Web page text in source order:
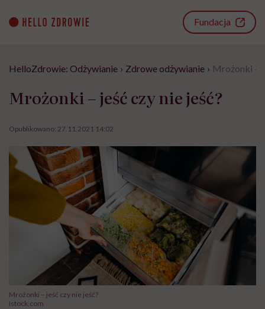
content
Fundacja
HelloZdrowie: Odżywianie › Zdrowe odżywianie › Mrożonki –
Mrożonki – jeść czy nie jeść?
Opublikowano: 27.11.2021 14:02
Mrożonki – jeść czy nie jeść?
Istock.com